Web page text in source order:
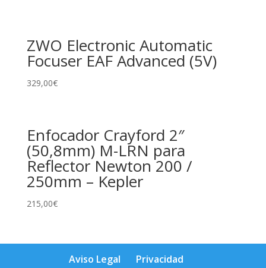
ZWO Electronic Automatic
Focuser EAF Advanced (5V)
329,00€
Enfocador Crayford 2″
(50,8mm) M-LRN para
Reflector Newton 200 /
250mm – Kepler
215,00€
Aviso Legal
Privacidad